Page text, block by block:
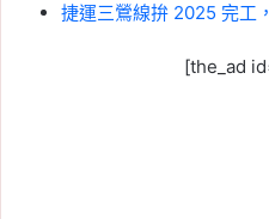
捷運三鶯線拚 2025 完工
[the_ad